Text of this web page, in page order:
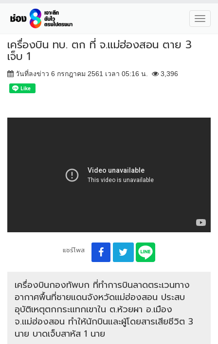
เครื่องบิน ทบ. ตก ที่ จ.แม่ฮ่องสอน ตาย 3
เจ็บ 1
วันที่ลงข่าว 6 กรกฎาคม 2561 เวลา 05:16 น. 3,396
แชร์โพส
เครื่องบินกองทัพบก ที่ทำการบินลาดตระเวนทาง
อากาศพื้นที่ชายแดนจังหวัดแม่ฮ่องสอน ประสบ
อุบัติเหตุตกกระแทกเขาใน ต.ห้วยผา อ.เมือง
จ.แม่ฮ่องสอน ทำให้นักบินและผู้โดยสารเสียชีวิต 3
นาย บาดเจ็บสาหัส 1 นาย